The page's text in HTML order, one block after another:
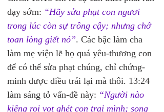
dạy sớm: “Hãy sửa phạt con ngươi
trong lúc còn sự trông cậy; nhưng chớ
toan lòng giết nó”. Các bậc làm cha
làm mẹ viện lẽ họ quá yêu-thương con
để có thể sửa phạt chúng, chỉ chứng-
minh được điều trái lại mà thôi. 13:24
làm sáng tỏ vấn-đề này: “Người nào
kiêng roi vọt ghét con trai mình; song